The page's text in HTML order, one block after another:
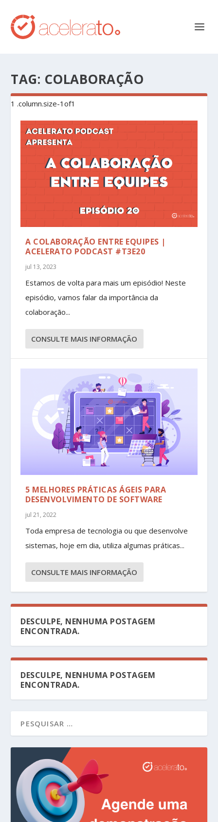
TAG: COLABORAÇÃO
A COLABORAÇÃO ENTRE EQUIPES |
ACELERATO PODCAST #T3E20
jul 13, 2023
Estamos de volta para mais um episódio! Neste
episódio, vamos falar da importância da
colaboração...
CONSULTE MAIS INFORMAÇÃO
5 MELHORES PRÁTICAS ÁGEIS PARA
DESENVOLVIMENTO DE SOFTWARE
jul 21, 2022
Toda empresa de tecnologia ou que desenvolve
sistemas, hoje em dia, utiliza algumas práticas...
CONSULTE MAIS INFORMAÇÃO
DESCULPE, NENHUMA POSTAGEM
ENCONTRADA.
DESCULPE, NENHUMA POSTAGEM
ENCONTRADA.